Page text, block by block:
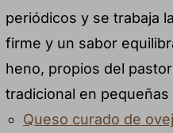
periódicos y se trabaja
firme y un sabor
heno, propios del
tradicional en
Queso curado de